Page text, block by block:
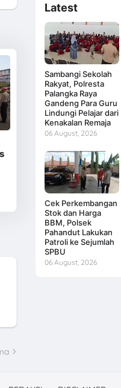
Latest
Sambangi Sekolah
Rakyat, Polresta
Palangka Raya
Gandeng Para Guru
Lindungi Pelajar dari
Kenakalan Remaja
06 August, 2026
Cek Perkembangan
Stok dan Harga
BBM, Polsek
Pahandut Lakukan
Patroli ke Sejumlah
SPBU
06 August, 2026